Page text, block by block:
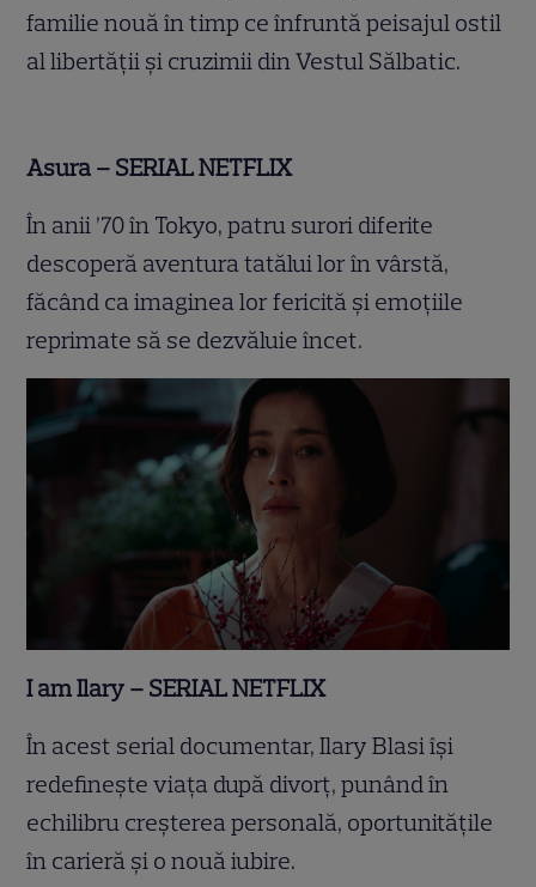
familie nouă în timp ce înfruntă peisajul ostil
al libertății și cruzimii din Vestul Sălbatic.
Asura – SERIAL NETFLIX
În anii ’70 în Tokyo, patru surori diferite
descoperă aventura tatălui lor în vârstă,
făcând ca imaginea lor fericită și emoțiile
reprimate să se dezvăluie încet.
I am Ilary – SERIAL NETFLIX
În acest serial documentar, Ilary Blasi își
redefinește viața după divorț, punând în
echilibru creșterea personală, oportunitățile
în carieră și o nouă iubire.